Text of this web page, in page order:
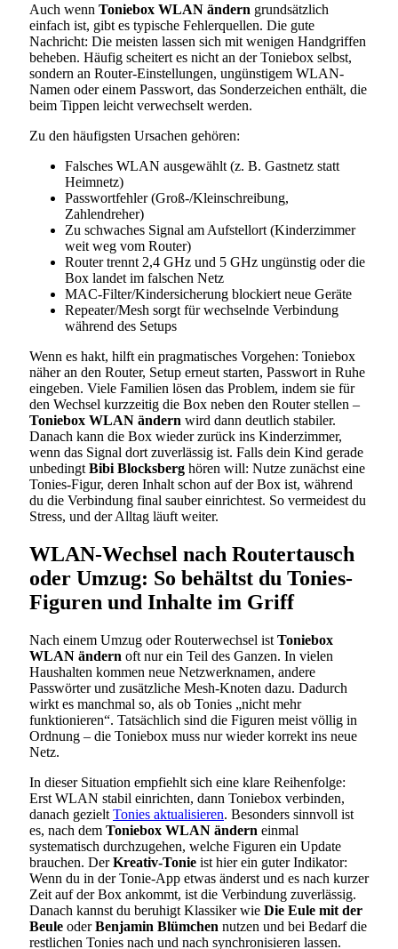
Auch wenn Toniebox WLAN ändern grundsätzlich
einfach ist, gibt es typische Fehlerquellen. Die gute
Nachricht: Die meisten lassen sich mit wenigen Handgriffen
beheben. Häufig scheitert es nicht an der Toniebox selbst,
sondern an Router-Einstellungen, ungünstigem WLAN-
Namen oder einem Passwort, das Sonderzeichen enthält, die
beim Tippen leicht verwechselt werden.
Zu den häufigsten Ursachen gehören:
Falsches WLAN ausgewählt (z. B. Gastnetz statt
Heimnetz)
Passwortfehler (Groß-/Kleinschreibung,
Zahlendreher)
Zu schwaches Signal am Aufstellort (Kinderzimmer
weit weg vom Router)
Router trennt 2,4 GHz und 5 GHz ungünstig oder die
Box landet im falschen Netz
MAC-Filter/Kindersicherung blockiert neue Geräte
Repeater/Mesh sorgt für wechselnde Verbindung
während des Setups
Wenn es hakt, hilft ein pragmatisches Vorgehen: Toniebox
näher an den Router, Setup erneut starten, Passwort in Ruhe
eingeben. Viele Familien lösen das Problem, indem sie für
den Wechsel kurzzeitig die Box neben den Router stellen –
Toniebox WLAN ändern wird dann deutlich stabiler.
Danach kann die Box wieder zurück ins Kinderzimmer,
wenn das Signal dort zuverlässig ist. Falls dein Kind gerade
unbedingt Bibi Blocksberg hören will: Nutze zunächst eine
Tonies-Figur, deren Inhalt schon auf der Box ist, während
du die Verbindung final sauber einrichtest. So vermeidest du
Stress, und der Alltag läuft weiter.
WLAN-Wechsel nach Routertausch
oder Umzug: So behältst du Tonies-
Figuren und Inhalte im Griff
Nach einem Umzug oder Routerwechsel ist Toniebox
WLAN ändern oft nur ein Teil des Ganzen. In vielen
Haushalten kommen neue Netzwerknamen, andere
Passwörter und zusätzliche Mesh-Knoten dazu. Dadurch
wirkt es manchmal so, als ob Tonies „nicht mehr
funktionieren“. Tatsächlich sind die Figuren meist völlig in
Ordnung – die Toniebox muss nur wieder korrekt ins neue
Netz.
In dieser Situation empfiehlt sich eine klare Reihenfolge:
Erst WLAN stabil einrichten, dann Toniebox verbinden,
danach gezielt Tonies aktualisieren. Besonders sinnvoll ist
es, nach dem Toniebox WLAN ändern einmal
systematisch durchzugehen, welche Figuren ein Update
brauchen. DerKreativ-Tonie ist hier ein guter Indikator:
Wenn du in der Tonie-App etwas änderst und es nach kurzer
Zeit auf der Box ankommt, ist die Verbindung zuverlässig.
Danach kannst du beruhigt Klassiker wie Die Eule mit der
Beule oderBenjamin Blümchen nutzen und bei Bedarf die
restlichen Tonies nach und nach synchronisieren lassen.